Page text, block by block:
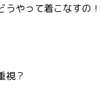
うやって着こなすの
視？